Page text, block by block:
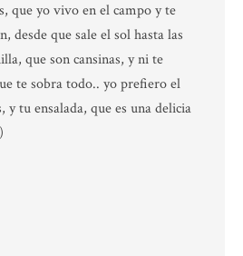
que yo vivo en el campo y te
desde que sale el sol hasta las
que son cansinas, y ni te
te sobra todo.. yo prefiero el
y tu ensalada, que es una delicia